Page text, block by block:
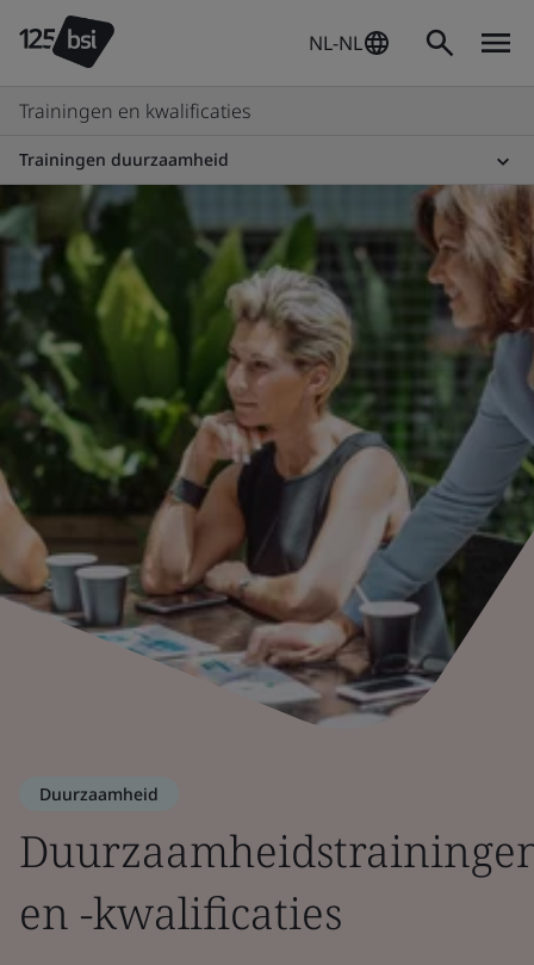
NL-NL
Trainingen en kwalificaties
Trainingen duurzaamheid
Duurzaamheid
en -kwalificaties